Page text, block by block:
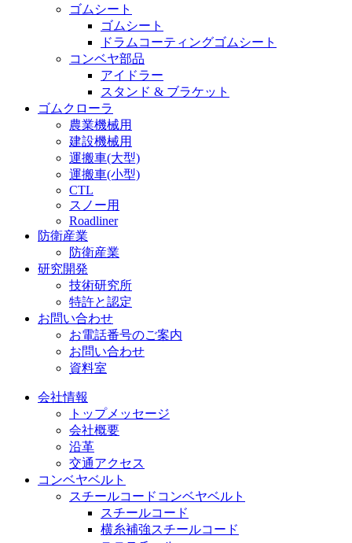
ゴムシート
ゴムシート
ドラムコーティングゴムシート
コンベヤ部品
アイドラー
スタンド & ブラケット
ゴムクローラ
農業機械用
建設機械用
運搬車(大型)
運搬車(小型)
CTL
スノー用
Roadliner
防衛産業
防衛産業
研究開発
技術研究所
特許と認定
お問い合わせ
お電話番号のご案内
お問い合わせ
資料室
会社情報
トップメッセージ
会社概要
沿革
交通アクセス
コンベヤベルト
スチールコードコンベヤベルト
スチールコード
横糸補強スチールコード